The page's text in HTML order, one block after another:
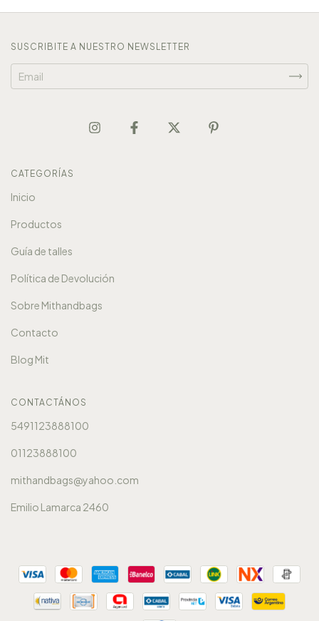
SUSCRIBITE A NUESTRO NEWSLETTER
CATEGORÍAS
Inicio
Productos
Guía de talles
Política de Devolución
Sobre Mithandbags
Contacto
Blog Mit
CONTACTÁNOS
5491123888100
01123888100
mithandbags@yahoo.com
Emilio Lamarca 2460